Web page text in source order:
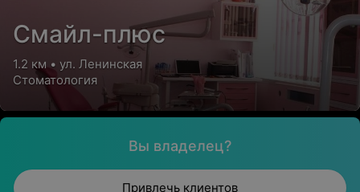
Смайл-плюс
1.2 км • ул. Ленинская
Стоматология
Вы владелец?
Привлечь клиентов